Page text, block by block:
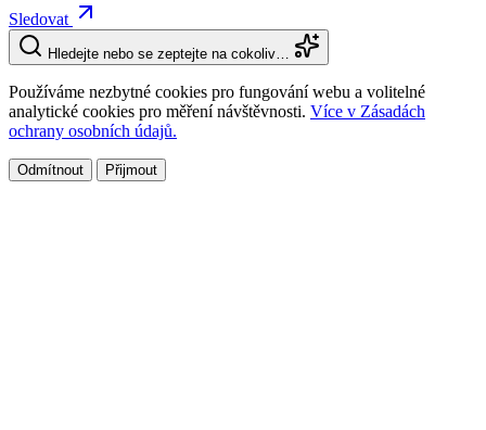
Sledovat
Hledejte nebo se zeptejte na cokoliv…
Používáme nezbytné cookies pro fungování webu a volitelné
analytické cookies pro měření návštěvnosti. Více v Zásadách
ochrany osobních údajů.
Odmítnout Přijmout